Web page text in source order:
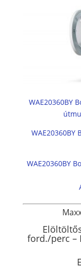
WAE20360BY
WAE20360BY
WAE20360BY
ford./perc –